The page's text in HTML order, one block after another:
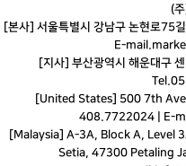
(
[본사] 서울특별시 강남구 논현로75
E-mail.
[지사] 부산광역시 해운대구
Tel.
[United States] 500 7th
408.7722024 | E-
[Malaysia] A-3A, Block A, Level
Setia, 47300 Petaling